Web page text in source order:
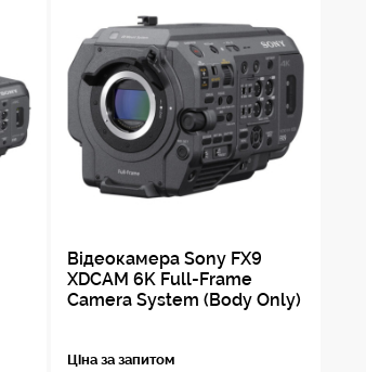
Відеокамера Sony FX9
XDCAM 6K Full-Frame
Camera System (Body Only)
Ціна за запитом